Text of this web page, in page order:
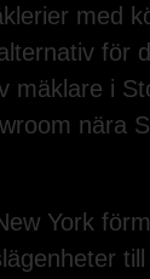
med
för
mäklare i
nära
York
till